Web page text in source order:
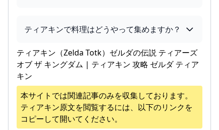
ティアキンで料理はどうやって集めますか？
ティアキン（Zelda Totk）ゼルダの伝説 ティアーズ
オブ ザ キングダム | ティアキン 攻略 ゼルダ ティア
キン
本サイトでは関連記事のみを収集しております。
ティアキン原文を閲覧するには、以下のリンクを
コピーして開いてください。